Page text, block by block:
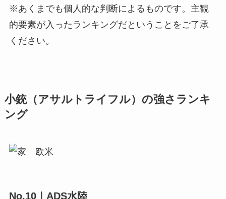
※あくまでも個人的な判断によるものです。主観
的要素が入ったランキングだということをご了承
ください。
小銃（アサルトライフル）の強さランキ
ング
No.10｜ADS水陸